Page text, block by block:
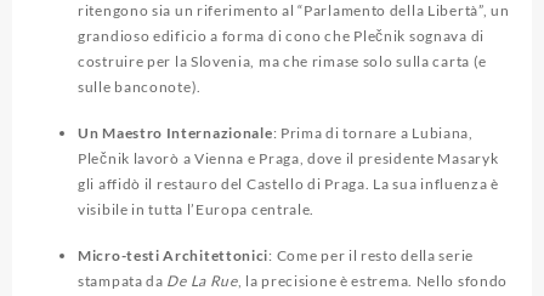
ritengono sia un riferimento al “Parlamento della Libertà”, un
grandioso edificio a forma di cono che Plečnik sognava di
costruire per la Slovenia, ma che rimase solo sulla carta (e
sulle banconote).
Un Maestro Internazionale: Prima di tornare a Lubiana,
Plečnik lavorò a Vienna e Praga, dove il presidente Masaryk
gli affidò il restauro del Castello di Praga. La sua influenza è
visibile in tutta l’Europa centrale.
Micro-testi Architettonici: Come per il resto della serie
stampata da De La Rue, la precisione è estrema. Nello sfondo